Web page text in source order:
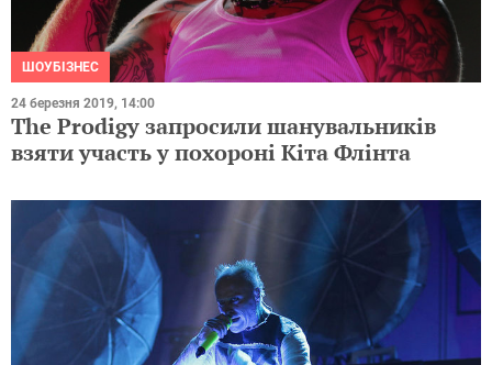
ШОУБІЗНЕС
24 березня 2019, 14:00
The Prodigy запросили шанувальників
взяти участь у похороні Кіта Флінта